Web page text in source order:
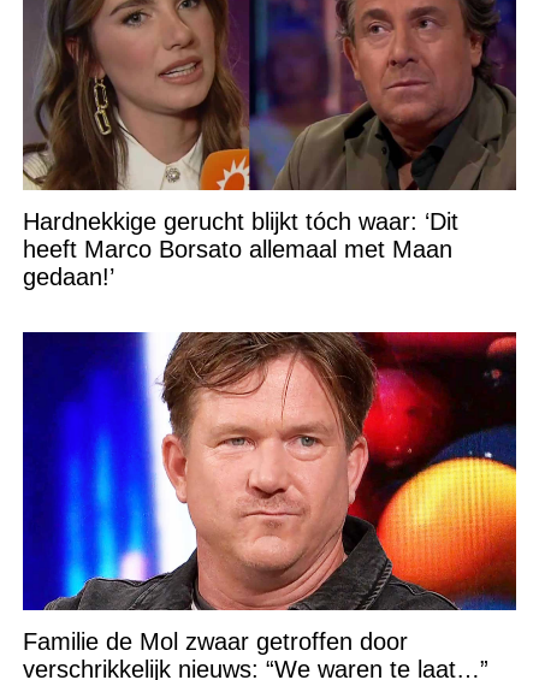
Hardnekkige gerucht blijkt tóch waar: ‘Dit
heeft Marco Borsato allemaal met Maan
gedaan!’
Familie de Mol zwaar getroffen door
verschrikkelijk nieuws: “We waren te laat…”